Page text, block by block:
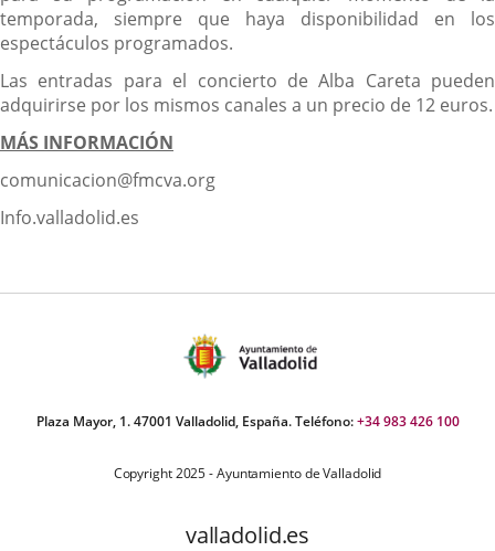
temporada, siempre que haya disponibilidad en los
espectáculos programados.
Las entradas para el concierto de Alba Careta pueden
adquirirse por los mismos canales a un precio de 12 euros.
MÁS INFORMACIÓN
comunicacion@fmcva.org
Info.valladolid.es
Plaza Mayor, 1. 47001 Valladolid, España. Teléfono:+34 983 426 100
Copyright 2025 - Ayuntamiento de Valladolid
valladolid.es